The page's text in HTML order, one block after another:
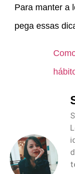
Para manter a
pega essas